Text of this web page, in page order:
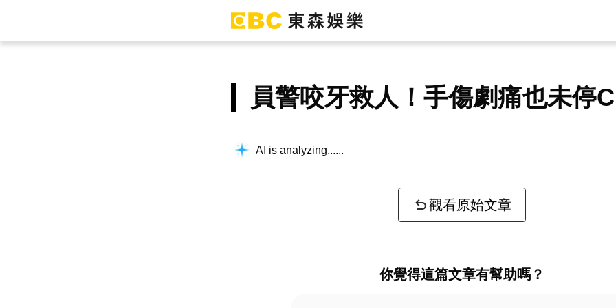
員警咬牙救人！手傷劇痛也未停
AI is analyzing...
觀看原始文章
你覺得這篇文章有幫助嗎？